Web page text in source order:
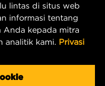
107
RW02
lintas di situs web
informasi tentang
Anda kepada mitra
analitik kami. Privasi